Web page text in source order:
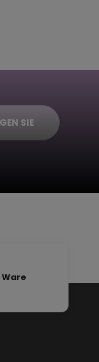
SIE